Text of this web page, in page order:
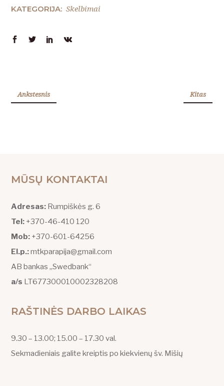
KATEGORIJA: Skelbimai
Ankstesnis Kitas
MŪSŲ KONTAKTAI
Adresas: Rumpiškės g. 6
Tel: +370-46-410 120
Mob: +370-601-64256
El.p.:mtkparapija@gmail.com
AB bankas „Swedbank“
a/s LT677300010002328208
RAŠTINĖS DARBO LAIKAS
9.30 – 13.00; 15.00 – 17.30 val.
Sekmadieniais galite kreiptis po kiekvienų šv. Mišių